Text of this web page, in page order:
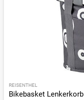
REISENTHEL
Bikebasket Lenkerkorb